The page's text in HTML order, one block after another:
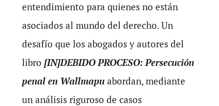
entendimiento para quienes no están
asociados al mundo del derecho. Un
desafío que los abogados y autores del
libro [IN]DEBIDO PROCESO: Persecución
penal en Wallmapu abordan, mediante
un análisis riguroso de casos